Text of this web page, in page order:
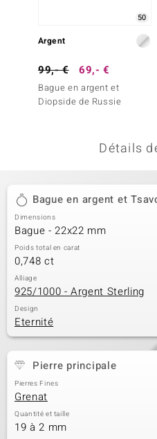
50
Argent
99,- € 69,- €
Bague en argent et
Diopside de Russie
Détails
Bague en argent et
Dimensions
Bague - 22x22 mm
Poids total en carat
0,748 ct
Alliage
925/1000 - Argent Sterling
Design
Eternité
Pierre principale
Pierres Fines
Grenat
Quantité et taille
19 à 2 mm